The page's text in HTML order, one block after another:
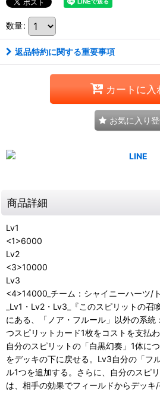
数量:
返品特約に関する重要事項
カートに入
お気に入り
商品詳細
Lv1
<1>6000
Lv2
<3>10000
Lv3
<4>14000_チーム：シャイニーハーツ/
_Lv1・Lv2・Lv3_『このスピリットの
にある、「ノア・フルール」以外の系
つスピリットカード1枚をコストを支払
自分のスピリットの「白黒幻奏」1体に
をデッキの下に戻せる。Lv3自分の「フ
ル1つを追加する。さらに、自分のスピ
は、相手の効果でフィールドからデッキ/